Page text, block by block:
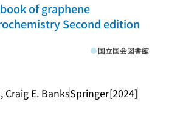
of graphene
Second edition
E. BanksSpringer[2024]
国立国会図書館